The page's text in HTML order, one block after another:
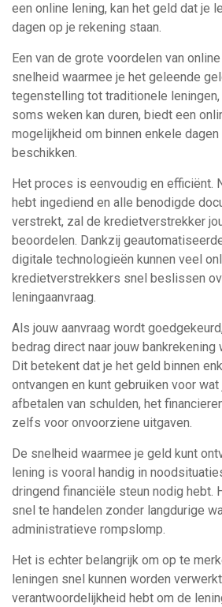
een online lening, kan het geld dat je
dagen op je rekening staan.
Een van de grote voordelen van
snelheid waarmee je het geleende
tegenstelling tot traditionele
soms weken kan duren, biedt een
mogelijkheid om binnen enkele
beschikken.
Het proces is eenvoudig en efficiënt.
hebt ingediend en alle benodigde
verstrekt, zal de kredietverstrekker
beoordelen. Dankzij
digitale technologieën kunnen veel
kredietverstrekkers snel beslissen
leningaanvraag.
Als jouw aanvraag wordt
bedrag direct naar jouw bankrekening
Dit betekent dat je het geld binnen
ontvangen en kunt gebruiken voor
afbetalen van schulden, het
zelfs voor onvoorziene uitgaven.
De snelheid waarmee je geld kunt
lening is vooral handig in
dringend financiële steun nodig hebt.
snel te handelen zonder langdurige
administratieve rompslomp.
Het is echter belangrijk om op te
leningen snel kunnen worden
verantwoordelijkheid hebt om de